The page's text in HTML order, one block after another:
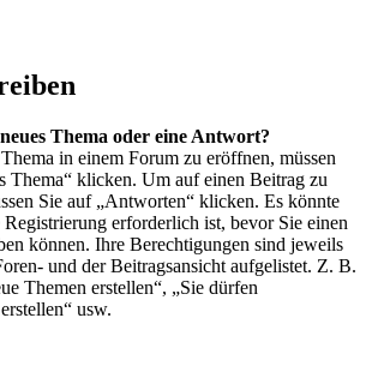
Thema oder eine Antwort?
in einem Forum zu eröffnen, müssen
Thema“ klicken. Um auf einen Beitrag zu
Sie auf „Antworten“ klicken. Es könnte
Registrierung erforderlich ist, bevor Sie einen
können. Ihre Berechtigungen sind jeweils
und der Beitragsansicht aufgelistet. Z. B.
Themen erstellen“, „Sie dürfen
usw.